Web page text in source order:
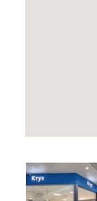
Voir
la
fiche